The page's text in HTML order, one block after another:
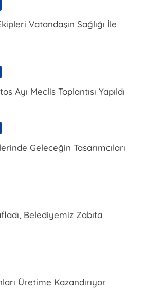
Vatandaşın Sağlığı İle
Ayı Meclis Toplantısı Yapıldı
Geleceğin Tasarımcıları
Belediyemiz Zabıta
Üretime Kazandırıyor